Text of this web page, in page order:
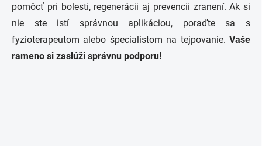
pomôcť pri bolesti, regenerácii aj prevencii zranení. Ak si
nie ste istí správnou aplikáciou, poraďte sa s
fyzioterapeutom alebo špecialistom na tejpovanie. Vaše
rameno si zaslúži správnu podporu!